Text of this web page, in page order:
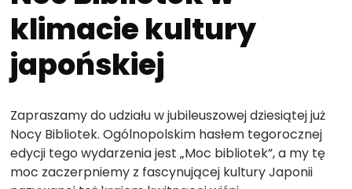
klimacie kultury
japońskiej
Zapraszamy do udziału w jubileuszowej dziesiątej już
Nocy Bibliotek. Ogólnopolskim hasłem tegorocznej
edycji tego wydarzenia jest „Moc bibliotek”, a my tę
moc zaczerpniemy z fascynującej kultury Japonii